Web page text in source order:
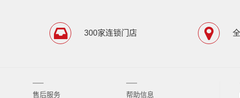
300家连锁门店
售后服务 帮助信息